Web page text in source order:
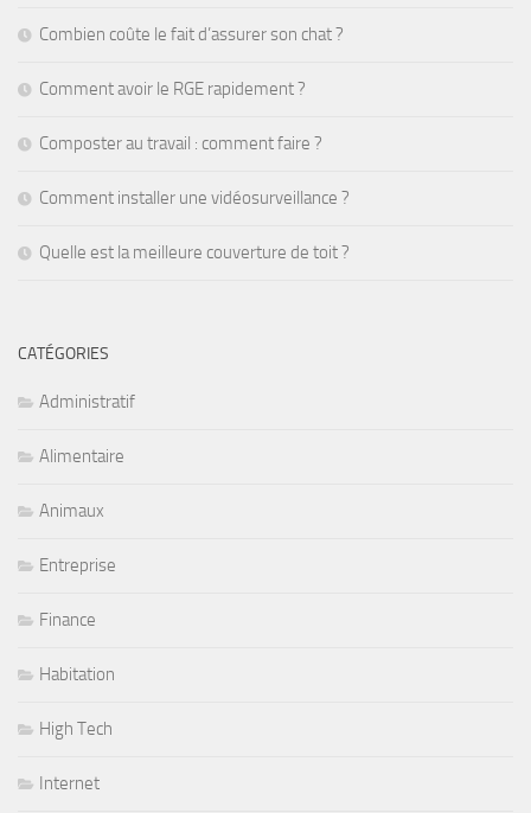
Combien coûte le fait d’assurer son chat ?
Comment avoir le RGE rapidement ?
Composter au travail : comment faire ?
Comment installer une vidéosurveillance ?
Quelle est la meilleure couverture de toit ?
CATÉGORIES
Administratif
Alimentaire
Animaux
Entreprise
Finance
Habitation
High Tech
Internet